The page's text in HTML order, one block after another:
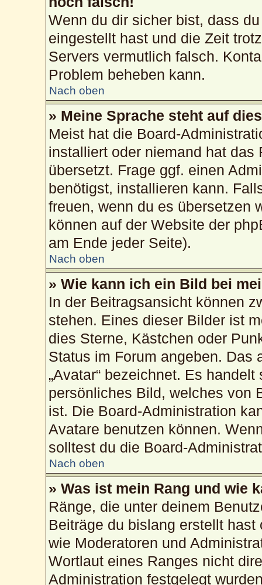
Wenn du dir sicher bist, dass
eingestellt hast und die Zeit
Servers vermutlich falsch.
Problem beheben kann.
Nach oben
» Meine Sprache steht auf
Meist hat die Board-
installiert oder niemand hat
übersetzt. Frage ggf. einen
benötigst, installieren kann.
freuen, wenn du es übersetzen
können auf der Website der
am Ende jeder Seite).
Nach oben
» Wie kann ich ein Bild bei
In der Beitragsansicht können
stehen. Eines dieser Bilder ist
dies Sterne, Kästchen oder
Status im Forum angeben. Das
„Avatar“ bezeichnet. Es
persönliches Bild, welches von
ist. Die Board-Administration
Avatare benutzen können.
solltest du die Board-
Nach oben
» Was ist mein Rang und wie
Ränge, die unter deinem
Beiträge du bislang erstellt
wie Moderatoren und
Wortlaut eines Ranges nicht
Administration festgelegt